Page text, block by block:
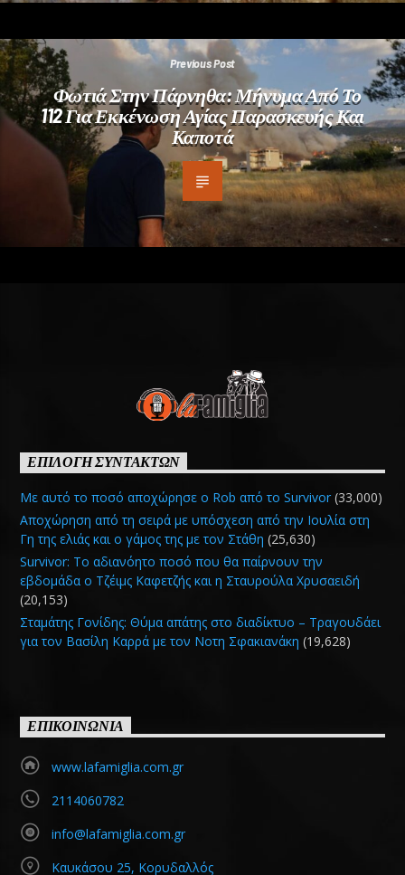
Previous Post
Φωτιά Στην Πάρνηθα: Μήνυμα Από Το
112 Για Εκκένωση Αγίας Παρασκευής Και
Καποτά
ΕΠΙΛΟΓΗ ΣΥΝΤΑΚΤΩΝ
Με αυτό το ποσό αποχώρησε ο Rob από το Survivor (33,000)
Αποχώρηση από τη σειρά με υπόσχεση από την Ιουλία στη
Γη της ελιάς και ο γάμος της με τον Στάθη (25,630)
Survivor: Το αδιανόητο ποσό που θα παίρνουν την
εβδομάδα ο Τζέιμς Καφετζής και η Σταυρούλα Χρυσαειδή
(20,153)
Σταμάτης Γονίδης: Θύμα απάτης στο διαδίκτυο – Τραγουδάει
για τον Βασίλη Καρρά με τον Νοτη Σφακιανάκη (19,628)
ΕΠΙΚΟΙΝΩΝΙΑ
www.lafamiglia.com.gr
2114060782
info@lafamiglia.com.gr
Καυκάσου 25, Κορυδαλλός